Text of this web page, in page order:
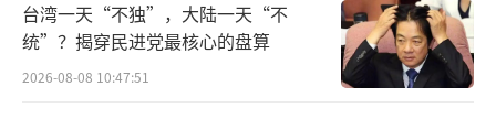
台湾一天“不独”，大陆一天“不
统”？揭穿民进党最核心的盘算
2026-08-08 10:47:51